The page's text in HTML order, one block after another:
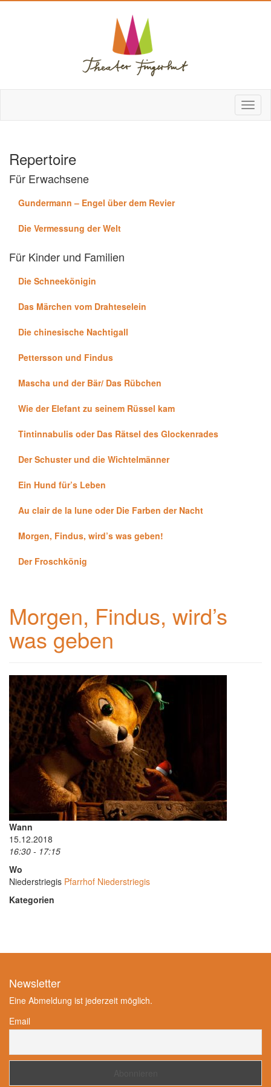
Repertoire
Für Erwachsene
Gundermann – Engel über dem Revier
Die Vermessung der Welt
Für Kinder und Familien
Die Schneekönigin
Das Märchen vom Drahteselein
Die chinesische Nachtigall
Pettersson und Findus
Mascha und der Bär/ Das Rübchen
Wie der Elefant zu seinem Rüssel kam
Tintinnabulis oder Das Rätsel des Glockenrades
Der Schuster und die Wichtelmänner
Ein Hund für’s Leben
Au clair de la lune oder Die Farben der Nacht
Morgen, Findus, wird’s was geben!
Der Froschkönig
Morgen, Findus, wird’s
was geben
Wann
15.12.2018
16:30 - 17:15
Wo
Niederstriegis Pfarrhof Niederstriegis
Kategorien
Newsletter
Eine Abmeldung ist jederzeit möglich.
Email